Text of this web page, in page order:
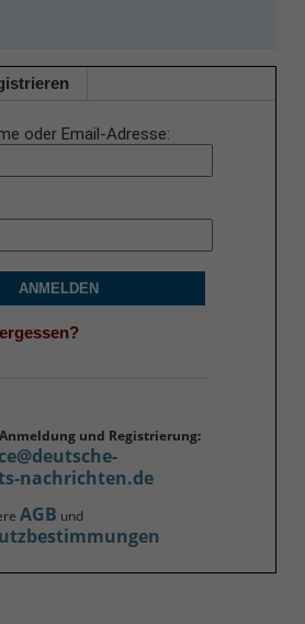
oder Email-Adresse
ANMELDEN
und Registrierung:
nachrichten.de
AGB und